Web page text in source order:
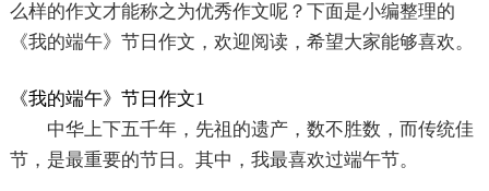
么样的作文才能称之为优秀作文呢？下面是小编整理的
《我的端午》节日作文，欢迎阅读，希望大家能够喜欢。
《我的端午》节日作文1
中华上下五千年，先祖的遗产，数不胜数，而传统佳
节，是最重要的节日。其中，我最喜欢过端午节。